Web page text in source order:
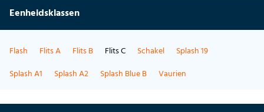
Eenheidsklassen
Flash Flits A Flits B Flits C Schakel
Splash 19
Splash A1
Splash A2 Splash Blue B Vaurien